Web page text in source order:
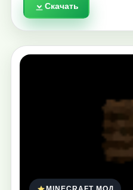
Скачать